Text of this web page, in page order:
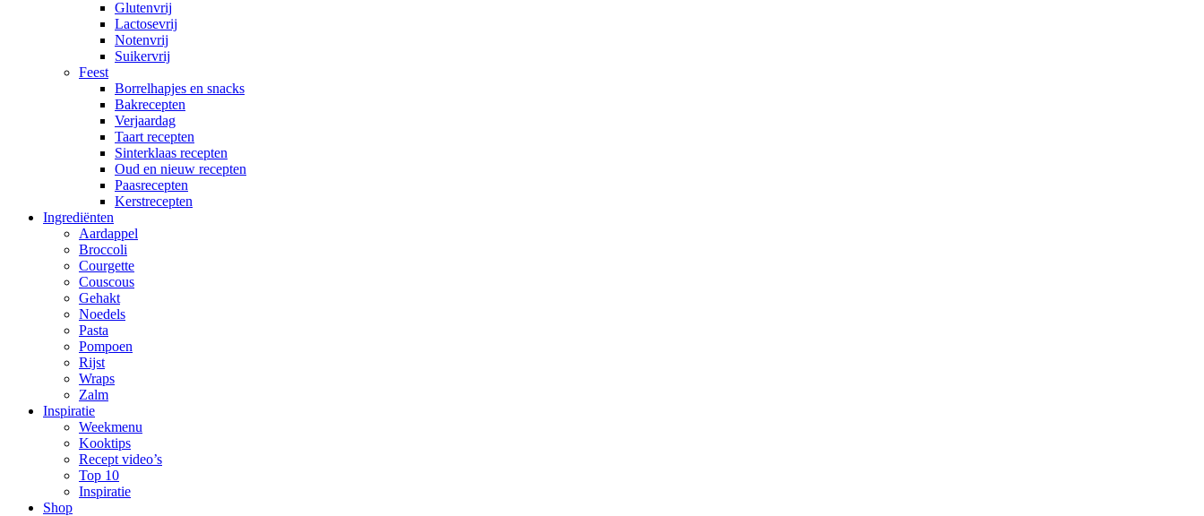
Glutenvrij
Lactosevrij
Notenvrij
Suikervrij
Feest
Borrelhapjes en snacks
Bakrecepten
Verjaardag
Taart recepten
Sinterklaas recepten
Oud en nieuw recepten
Paasrecepten
Kerstrecepten
Ingrediënten
Aardappel
Broccoli
Courgette
Couscous
Gehakt
Noedels
Pasta
Pompoen
Rijst
Wraps
Zalm
Inspiratie
Weekmenu
Kooktips
Recept video’s
Top 10
Inspiratie
Shop